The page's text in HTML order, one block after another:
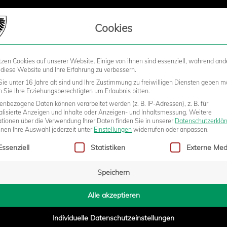
STADION BUSINESS KIDS
DEUTSCHLANDS
gegen die Reserve des 1. FSV Mainz 05 gut verdaut und sich
Tabellenregion gespielt. An diesem Wochenende (Samstag, 14
beim Chemnitzer FC. Das Spiel gegen den
Cookies
Cookies auf unserer Website. Einige von ihnen sind essenziell, während
Website und Ihre Erfahrung zu verbessern.
unter 16 Jahre alt sind und Ihre Zustimmung zu freiwilligen Diensten geben
Sie Ihre Erziehungsberechtigten um Erlaubnis bitten.
Daten können verarbeitet werden (z. B. IP-Adressen), z. B. für
Anzeigen und Inhalte oder Anzeigen- und Inhaltsmessung. Weitere
über die Verwendung Ihrer Daten finden Sie in unserer
Ihre Auswahl jederzeit unter Einstellungen widerrufen oder anpassen.
eine Liste der Service-Gruppen, für die eine Einwilligung erteilt
Statistiken Externe
Speichern
Alle akzeptieren
Individuelle Datenschutzeinstellungen